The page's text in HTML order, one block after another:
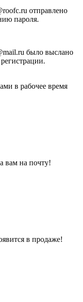
отправлено
пароля.
было выслано
в рабочее время
вам на почту!
в продаже!